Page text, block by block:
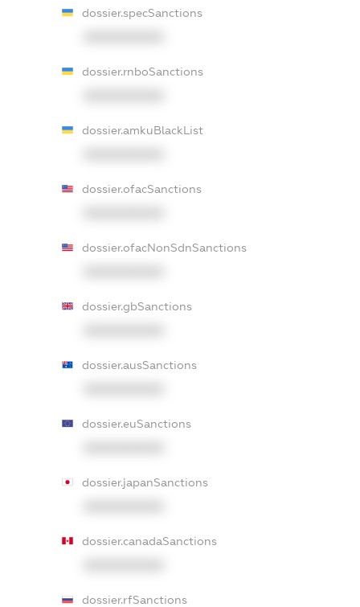
dossier.specSanctions
dossier.rnboSanctions
dossier.amkuBlackList
dossier.ofacSanctions
dossier.ofacNonSdnSanctions
dossier.gbSanctions
dossier.ausSanctions
dossier.euSanctions
dossier.japanSanctions
dossier.canadaSanctions
dossier.rfSanctions